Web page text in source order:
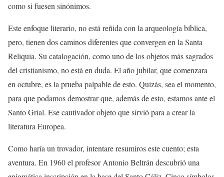
como si fuesen sinónimos.
Este enfoque literario, no está reñida con la arqueología bíblica,
pero, tienen dos caminos diferentes que convergen en la Santa
Reliquia. Su catalogación, como uno de los objetos más sagrados
del cristianismo, no está en duda. El año jubilar, que comenzara
en octubre, es la prueba palpable de esto. Quizás, sea el momento,
para que podamos demostrar que, además de esto, estamos ante el
Santo Grial. Ese cautivador objeto que sirvió para a crear la
literatura Europea.
Como haría un trovador, intentare resumiros este cuento; esta
aventura. En 1960 el profesor Antonio Beltrán descubrió una